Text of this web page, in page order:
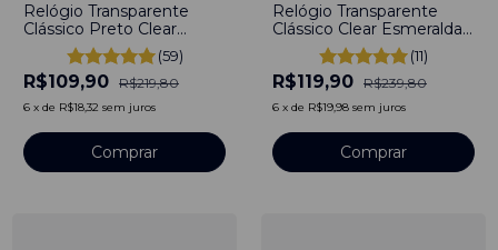
Relógio Transparente
Clássico Preto Clear
Bewatch
(59)
R$109,90 R$219,80
6 x de R$18,32 sem juros
Relógio Transparente
Clássico Clear Esmeralda
Bewatch
(11)
R$119,90 R$239,80
6 x de R$19,98 sem juros